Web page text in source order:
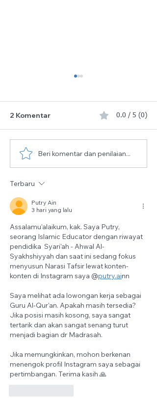
10 Hari Pertama
Dzulhijjah yang Penuh
2 Komentar 0.0 / 5 (0)
Beri komentar dan penilaian...
Terbaru
Putry Ain
3 hari yang lalu
Assalamu'alaikum, kak. Saya Putry,
seorang Islamic Educator dengan riwayat
pendidika  Syari'ah - Ahwal Al-
Syakhshiyyah dan saat ini sedang fokus
menyusun Narasi Tafsir lewat konten-
konten di Instagram saya @putry.ainn
Saya melihat ada lowongan kerja sebagai
Guru Al-Qur'an. Apakah masih tersedia?
Jika posisi masih kosong, saya sangat
tertarik dan akan sangat senang turut
menjadi bagian dr Madrasah.
Jika memungkinkan, mohon berkenan
menengok profil Instagram saya sebagai
pertimbangan. Terima kasih 🙏